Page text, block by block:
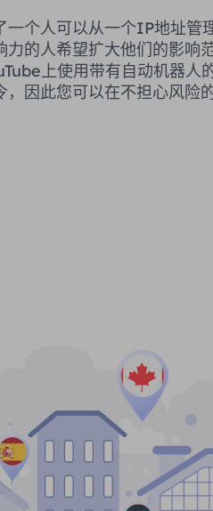
个人可以从一个IP地址管
力的人希望扩大他们的影响
上使用带有自动机器人
，因此您可以在不担心风险